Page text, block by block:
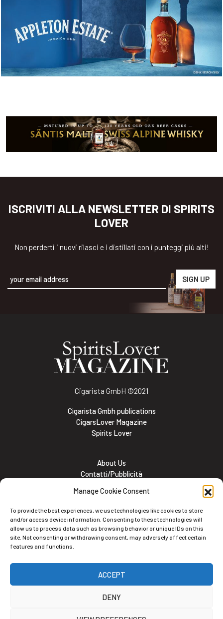
Manage Cookie Consent
To provide the best experiences, we use technologies like cookies to store
and/or access device information. Consenting to these technologies will
allow us to process data such as browsing behavior or unique IDs on this
site. Not consenting or withdrawing consent, may adversely affect certain
features and functions.
ACCEPT
DENY
ISCRIVITI ALLA NEWSLETTER DI SPIRITS
LOVER
Non perderti i nuovi rilasci e i distillati con i punteggi più alti!
Cigarista GmbH ©2021
Cigarista Gmbh publications
CigarsLover Magazine
Spirits Lover
About Us
Contatti/Pubblicità
Meet the team
Lavora con noi
Cookie and Privacy policy
Iscriviti alla nostra newsletter